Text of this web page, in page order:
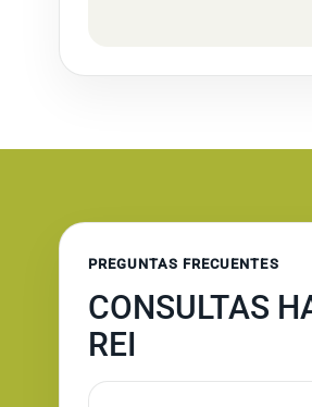
PREGUNTAS FRECUENTES
CONSULTAS
REI